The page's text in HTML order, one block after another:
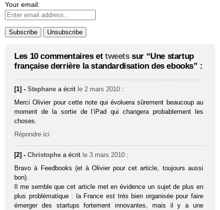
Your email:
Les 10 commentaires et tweetssur “Une startup
française derrière la standardisation des ebooks” :
[1] -Stephane a écrit le 2 mars 2010 :
Merci Olivier pour cette note qui évoluera sûrement beaucoup au
moment de la sortie de l’iPad qui changera probablement les
choses.
Répondre ici
[2] -Christophe a écrit le 3 mars 2010 :
Bravo à Feedbooks (et à Olivier pour cet article, toujours aussi
bon).
Il me semble que cet article met en évidence un sujet de plus en
plus problématique : la France est très bien organisée pour faire
émerger des startups fortement innovantes, mais il y a une